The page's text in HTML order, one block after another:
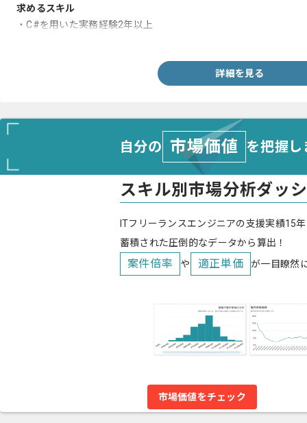
求めるスキル
・C#を用いた実務経験2年以上
詳細を見る
自分の 市場価値 を把握
スキル別市場分析ダッ
ITフリーランスエンジニアの支援実績15
蓄積された圧倒的なデータから算出！
案件倍率 や 適正単価 が一目瞭然
市場価値をチェック